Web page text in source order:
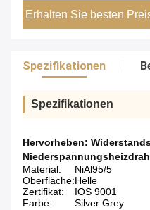
Erhalten Sie besten
Spezifikationen
Spezifikationen
Hervorheben:
Material:
NiAl95/5
Oberfläche:Helle
Zertifikat:
IOS 9001
Farbe:
Silver Grey